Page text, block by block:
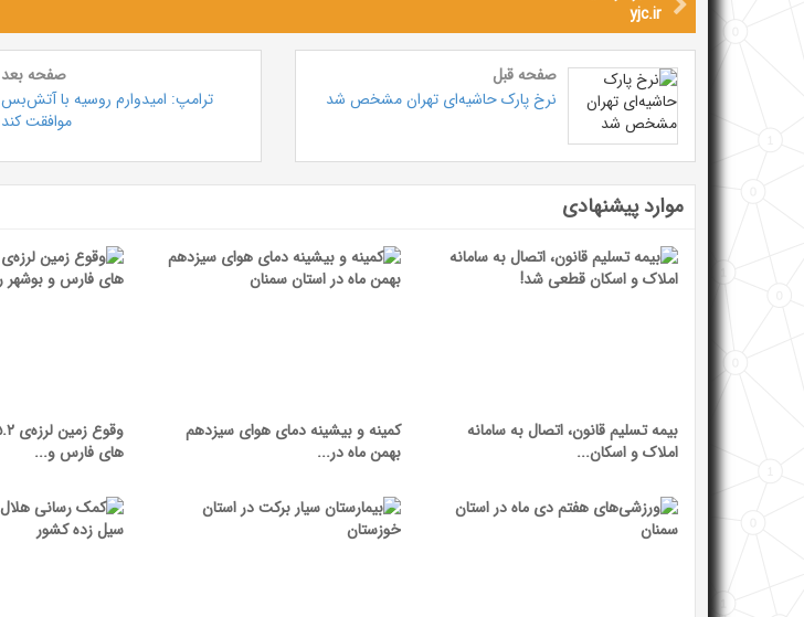
yjc.ir
صفحه قبل
نرخ پارک حاشیه‌ای تهران مشخص شد
صفحه بعد
ترامپ: امیدوارم روسیه با آتش‌بس
موافقت کند
موارد پیشنهادی
بیمه تسلیم قانون، اتصال به سامانه
املاک و اسکان...
کمینه و بیشینه دمای هوای سیزدهم
بهمن ماه در...
های فارس و...